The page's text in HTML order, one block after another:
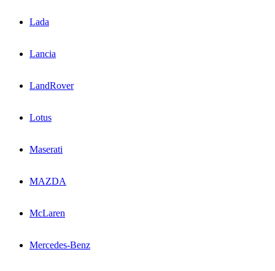
Lada
Lancia
LandRover
Lotus
Maserati
MAZDA
McLaren
Mercedes-Benz